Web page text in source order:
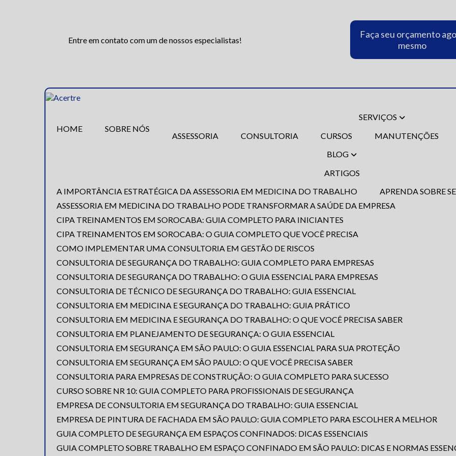
Entre em contato com um de nossos especialistas!
Faça seu orçamento
mesmo
HOME SOBRE NÓS
SERVIÇOS
ASSESSORIA
CONSULTORIA CURSOS
MANUTENÇÕES
BLOG
ARTIGOS
A IMPORTÂNCIA ESTRATÉGICA DA ASSESSORIA EM MEDICINA DO TRABALHO
APRENDA SOBRE
ASSESSORIA EM MEDICINA DO TRABALHO PODE TRANSFORMAR A SAÚDE DA EMPRESA
CIPA TREINAMENTOS EM SOROCABA: GUIA COMPLETO PARA INICIANTES
CIPA TREINAMENTOS EM SOROCABA: O GUIA COMPLETO QUE VOCÊ PRECISA
COMO IMPLEMENTAR UMA CONSULTORIA EM GESTÃO DE RISCOS
CONSULTORIA DE SEGURANÇA DO TRABALHO: GUIA COMPLETO PARA EMPRESAS
CONSULTORIA DE SEGURANÇA DO TRABALHO: O GUIA ESSENCIAL PARA EMPRESAS
CONSULTORIA DE TÉCNICO DE SEGURANÇA DO TRABALHO: GUIA ESSENCIAL
CONSULTORIA EM MEDICINA E SEGURANÇA DO TRABALHO: GUIA PRÁTICO
CONSULTORIA EM MEDICINA E SEGURANÇA DO TRABALHO: O QUE VOCÊ PRECISA SABER
CONSULTORIA EM PLANEJAMENTO DE SEGURANÇA: O GUIA ESSENCIAL
CONSULTORIA EM SEGURANÇA EM SÃO PAULO: O GUIA ESSENCIAL PARA SUA PROTEÇÃO
CONSULTORIA EM SEGURANÇA EM SÃO PAULO: O QUE VOCÊ PRECISA SABER
CONSULTORIA PARA EMPRESAS DE CONSTRUÇÃO: O GUIA COMPLETO PARA SUCESSO
CURSO SOBRE NR 10: GUIA COMPLETO PARA PROFISSIONAIS DE SEGURANÇA
EMPRESA DE CONSULTORIA EM SEGURANÇA DO TRABALHO: GUIA ESSENCIAL
EMPRESA DE PINTURA DE FACHADA EM SÃO PAULO: GUIA COMPLETO PARA ESCOLHER A MELHOR
GUIA COMPLETO DE SEGURANÇA EM ESPAÇOS CONFINADOS: DICAS ESSENCIAIS
GUIA COMPLETO SOBRE TRABALHO EM ESPAÇO CONFINADO EM SÃO PAULO: DICAS E NORMAS